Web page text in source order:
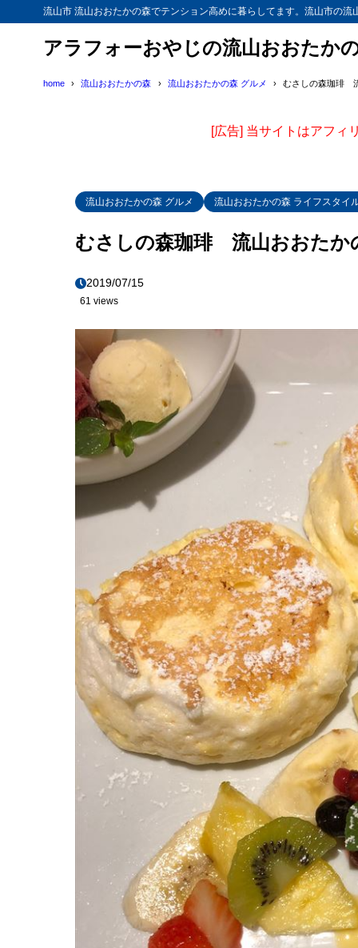
流山市 流山おおたかの森でテンション高めに暮らしてます。流山市の
アラフォーおやじの流山おおたか
home 流山おおたかの森 流山おおたかの森 グルメ むさしの森珈琲
[広告] 当サイトはアフィ
流山おおたかの森 グルメ 流山おおたかの森 ライフスタイ
むさしの森珈琲 流山おおたか
2019/07/15
61 views